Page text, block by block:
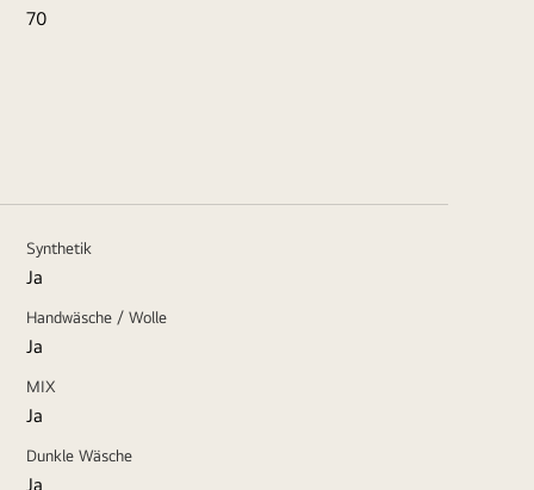
70
Synthetik
Ja
Handwäsche / Wolle
Ja
MIX
Ja
Dunkle Wäsche
Ja